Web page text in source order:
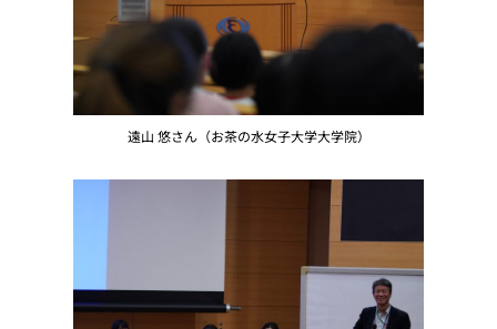
遠山 悠さん（お茶の水女子大学大学院）